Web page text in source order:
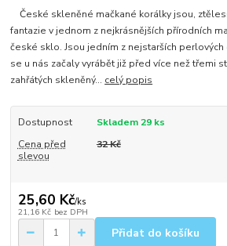
České skleněné mačkané korálky jsou,
fantazie v jednom z nejkrásnějších přírodních
české sklo. Jsou jedním z nejstarších perlových
se u nás začaly vyrábět již před více než třemi
zahřátých skleněný... celý popis
Dostupnost
Skladem 29 ks
Cena před
slevou
32 Kč
25,60 Kč/ks
21,16 Kč bez DPH
Přidat do košíku